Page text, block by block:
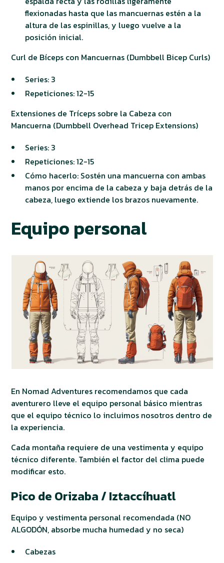
flexionadas hasta que las mancuernas estén a la
altura de las espinillas, y luego vuelve a la
posición inicial.
Curl de Bíceps con Mancuernas (Dumbbell Bicep Curls)
Series: 3
Repeticiones: 12-15
Extensiones de Tríceps sobre la Cabeza con
Mancuerna (Dumbbell Overhead Tricep Extensions)
Series: 3
Repeticiones: 12-15
Cómo hacerlo: Sostén una mancuerna con ambas
manos por encima de la cabeza y baja detrás de la
cabeza, luego extiende los brazos nuevamente.
Equipo personal
En Nomad Adventures recomendamos que cada
aventurero lleve el equipo personal básico mientras
que el equipo técnico lo incluimos nosotros dentro de
la experiencia.
Cada montaña requiere de una vestimenta y equipo
técnico diferente. También el factor del clima puede
modificar esto.
Pico de Orizaba / Iztaccíhuatl
Equipo y vestimenta personal recomendada (NO
ALGODÓN, absorbe mucha humedad y no seca)
Cabezas